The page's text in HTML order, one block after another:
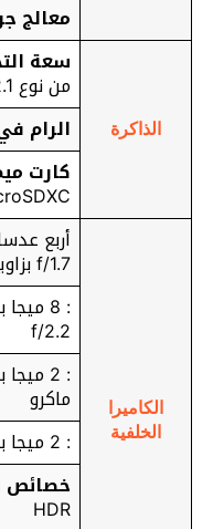
معالج
الذاكرة
سعة
من نوع UFS 2.1
الرام
كارت
الكاميرا
الخلفية
f/1.7 بزاوية واسعة تركيز تلقائي
: 8
f/2.2
ماكرو
: 2 ميجا بكسل f/2.4 مستشعر العمق
خصائص
HDR